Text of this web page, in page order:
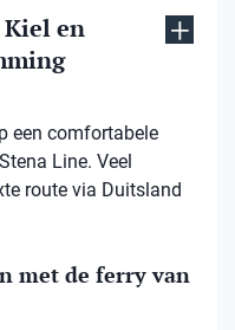
en
een comfortabele
Line. Veel
route via Duitsland
met de ferry van